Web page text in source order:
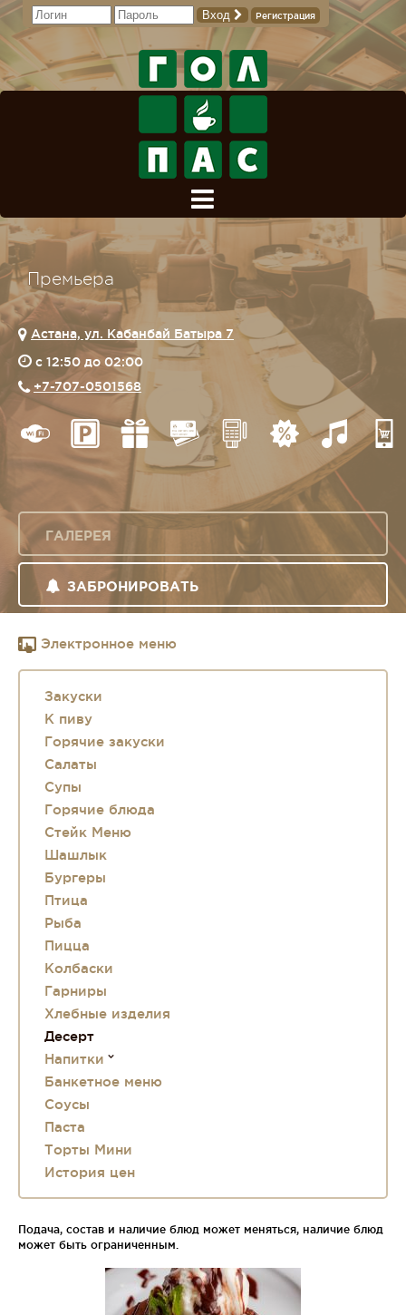
Вход Регистрация
Премьера
Астана, ул. Кабанбай Батыра 7
c 12:50 до 02:00
+7-707-0501568
ГАЛЕРЕЯ
ЗАБРОНИРОВАТЬ
Электронное меню
Закуски
К пиву
Горячие закуски
Салаты
Супы
Горячие блюда
Стейк Меню
Шашлык
Бургеры
Птица
Рыба
Пицца
Колбаски
Гарниры
Хлебные изделия
Десерт
Напитки
Банкетное меню
Соусы
Паста
Торты Мини
История цен
Подача, состав и наличие блюд может меняться, наличие блюд
может быть ограниченным.